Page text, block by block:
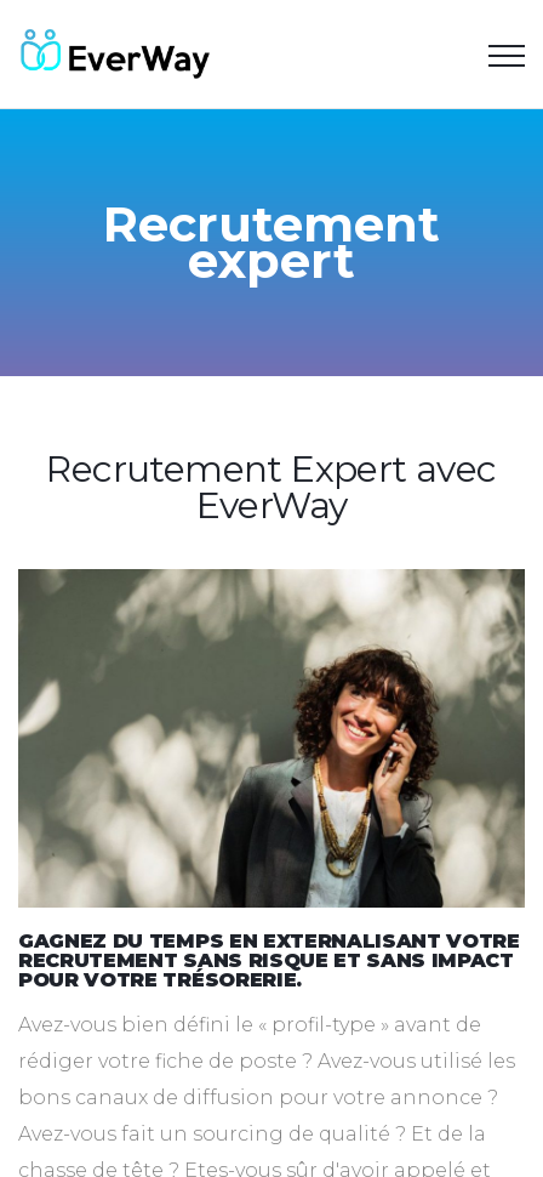
Recrutement
expert
Recrutement Expert avec
EverWay
GAGNEZ DU TEMPS EN EXTERNALISANT VOTRE
RECRUTEMENT SANS RISQUE ET SANS IMPACT
POUR VOTRE TRÉSORERIE.
Avez-vous bien défini le « profil-type » avant de
rédiger votre fiche de poste ? Avez-vous utilisé les
bons canaux de diffusion pour votre annonce ?
Avez-vous fait un sourcing de qualité ? Et de la
chasse de tête ? Etes-vous sûr d'avoir appelé et